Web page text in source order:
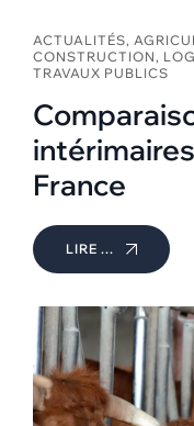
ACTUALITÉS,
CONSTRUCTION,
TRAVAUX PUBLICS
France
LIRE ...